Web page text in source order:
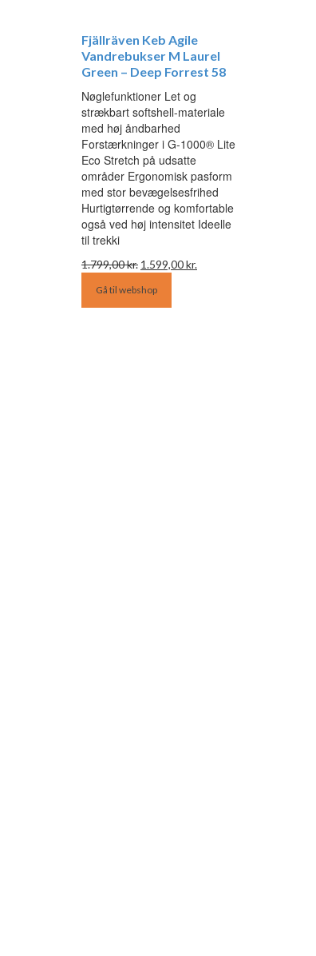
Fjällräven Keb Agile
Vandrebukser M Laurel
Green – Deep Forrest 58
Nøglefunktioner Let og
strækbart softshell-materiale
med høj åndbarhed
Forstærkninger i G-1000® Lite
Eco Stretch på udsatte
områder Ergonomisk pasform
med stor bevægelsesfrihed
Hurtigtørrende og komfortable
også ved høj intensitet Ideelle
til trekki
1.799,00kr. Den
pris
var:
1.599,00kr.
Gå til webshop